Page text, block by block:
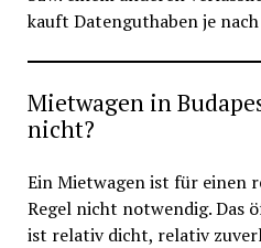
kauft Datenguthaben je
Mietwagen in
nicht?
Ein Mietwagen ist für einen
Regel nicht notwendig. Das
ist relativ dicht, relativ